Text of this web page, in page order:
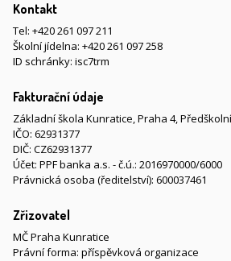
Kontakt
Tel: +420 261 097 211
Školní jídelna: +420 261 097 258
ID schránky: isc7trm
Fakturační údaje
Základní škola Kunratice, Praha 4,
IČO: 62931377
DIČ: CZ62931377
Účet: PPF banka a.s. - č.ú.: 2016970000/6000
Právnická osoba (ředitelství): 600037461
Zřizovatel
MČ Praha Kunratice
Právní forma: příspěvková organizace